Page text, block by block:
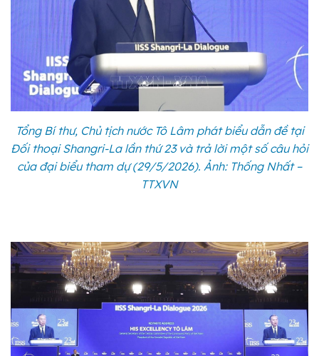
Tổng Bí thư, Chủ tịch nước Tô Lâm phát biểu dẫn đề tại
Đối thoại Shangri-La lần thứ 23 và trả lời một số câu hỏi
của đại biểu tham dự (29/5/2026). Ảnh: Thống Nhất –
TTXVN